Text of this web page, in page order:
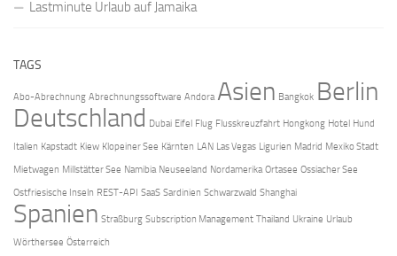
Lastminute Urlaub auf Jamaika
TAGS
Abo-Abrechnung Abrechnungssoftware Andora Asien Bangkok Berlin
Deutschland Dubai Eifel Flug Flusskreuzfahrt Hongkong Hotel Hund
Italien Kapstadt Kiew Klopeiner See Kärnten LAN Las Vegas Ligurien Madrid Mexiko Stadt
Mietwagen Millstätter See Namibia Neuseeland Nordamerika Ortasee Ossiacher See
Ostfriesische Inseln REST-API SaaS Sardinien Schwarzwald Shanghai
Spanien Straßburg Subscription Management Thailand Ukraine Urlaub
Wörthersee Österreich